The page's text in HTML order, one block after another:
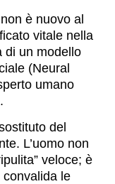
non è nuovo al
vitale nella
di un modello
(Neural
umano
del
L’uomo non
veloce; è
le